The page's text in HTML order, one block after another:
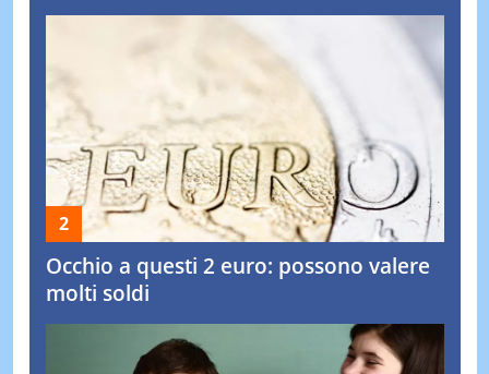
Occhio a questi 2 euro: possono valere
molti soldi